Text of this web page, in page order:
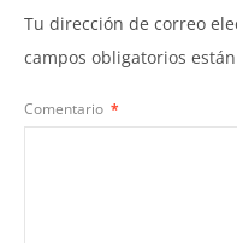
Tu dirección de correo
campos obligatorios
Comentario *